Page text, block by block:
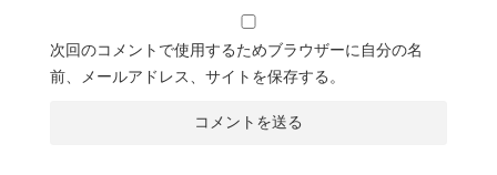
次回のコメントで使用するためブラウザーに自分の名
前、メールアドレス、サイトを保存する。